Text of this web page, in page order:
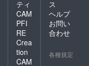
ティ
CAM
PFI
RE
Crea
tion
CAM
ス
ヘルプ
お問い
合わせ
各種規定